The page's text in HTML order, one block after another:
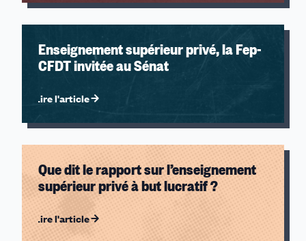
Enseignement supérieur privé, la Fep-
CFDT invitée au Sénat
Lire l'article
Que dit le rapport sur l’enseignement
supérieur privé à but lucratif ?
Lire l'article